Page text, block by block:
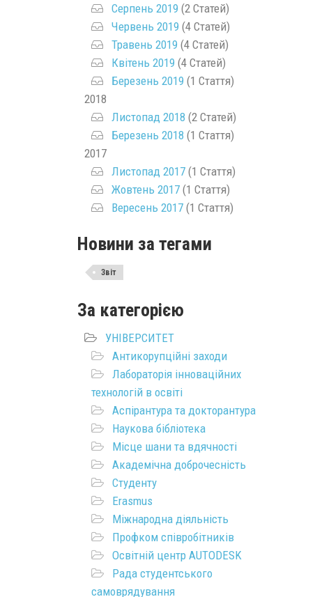
Серпень 2019 (2 Статей)
Червень 2019 (4 Статей)
Травень 2019 (4 Статей)
Квітень 2019 (4 Статей)
Березень 2019 (1 Стаття)
2018
Листопад 2018 (2 Статей)
Березень 2018 (1 Стаття)
2017
Листопад 2017(1 Стаття)
Жовтень 2017(1 Стаття)
Вересень 2017(1 Стаття)
Новини за тегами
Звіт
За категорією
УНІВЕРСИТЕТ
Антикорупційні заходи
Лабораторія інноваційних
технологій в освіті
Аспірантура та докторантура
Наукова бібліотека
Місце шани та вдячності
Академічна доброчесність
Студенту
Erasmus
Міжнародна діяльність
Профком співробітників
Освітній центр AUTODESK
Рада студентського
самоврядування